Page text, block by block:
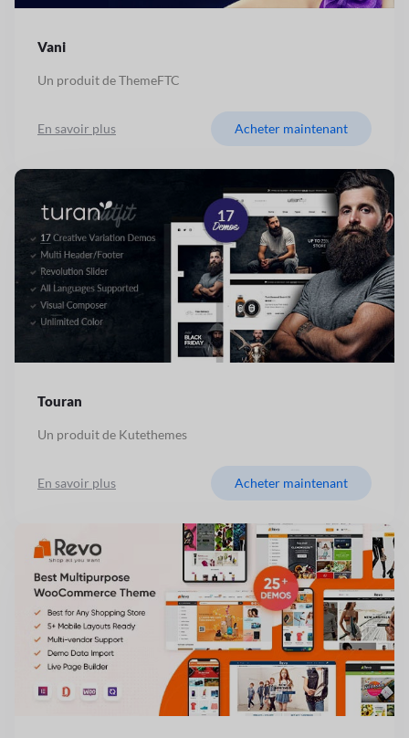
Vani
Un produit de ThemeFTC
En savoir plus Acheter maintenant
Touran
Un produit de Kutethemes
En savoir plus Acheter maintenant